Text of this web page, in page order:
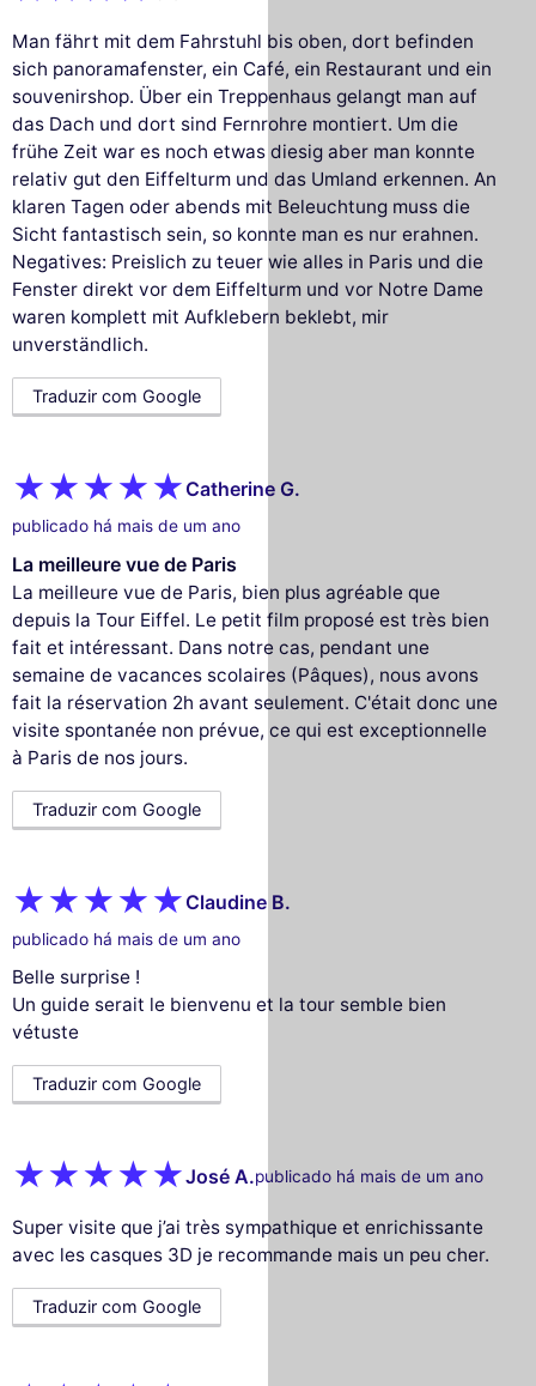
Man fährt mit dem Fahrstuhl bis oben, dort befinden
sich panoramafenster, ein Café, ein Restaurant und ein
souvenirshop. Über ein Treppenhaus gelangt man auf
das Dach und dort sind Fernrohre montiert. Um die
frühe Zeit war es noch etwas diesig aber man konnte
relativ gut den Eiffelturm und das Umland erkennen. An
klaren Tagen oder abends mit Beleuchtung muss die
Sicht fantastisch sein, so konnte man es nur erahnen.
Negatives: Preislich zu teuer wie alles in Paris und die
Fenster direkt vor dem Eiffelturm und vor Notre Dame
waren komplett mit Aufklebern beklebt, mir
unverständlich.
Traduzir com Google
Catherine G.
publicado há mais de um ano
La meilleure vue de Paris
La meilleure vue de Paris, bien plus agréable que
depuis la Tour Eiffel. Le petit film proposé est très bien
fait et intéressant. Dans notre cas, pendant une
semaine de vacances scolaires (Pâques), nous avons
fait la réservation 2h avant seulement. C'était donc une
visite spontanée non prévue, ce qui est exceptionnelle
à Paris de nos jours.
Traduzir com Google
Claudine B.
publicado há mais de um ano
Belle surprise !
Un guide serait le bienvenu et la tour semble bien
vétuste
Traduzir com Google
José A.publicado há mais de um ano
Super visite que j’ai très sympathique et enrichissante
avec les casques 3D je recommande mais un peu cher.
Traduzir com Google